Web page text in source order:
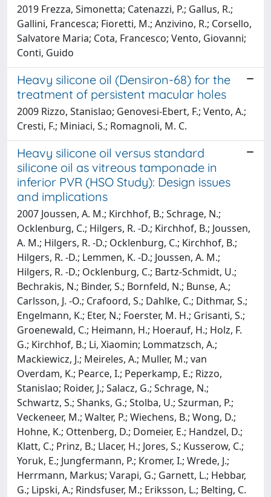
2019 Frezza, Simonetta; Catenazzi, P.; Gallus, R.;
Gallini, Francesca; Fioretti, M.; Anzivino, R.; Corsello,
Salvatore Maria; Cota, Francesco; Vento, Giovanni;
Conti, Guido
Heavy silicone oil (Densiron-68) for the
treatment of persistent macular holes
2009 Rizzo, Stanislao; Genovesi-Ebert, F.; Vento, A.;
Cresti, F.; Miniaci, S.; Romagnoli, M. C.
Heavy silicone oil versus standard
silicone oil as vitreous tamponade in
inferior PVR (HSO Study): Design issues
and implications
2007 Joussen, A. M.; Kirchhof, B.; Schrage, N.;
Ocklenburg, C.; Hilgers, R. -D.; Kirchhof, B.; Joussen,
A. M.; Hilgers, R. -D.; Ocklenburg, C.; Kirchhof, B.;
Hilgers, R. -D.; Lemmen, K. -D.; Joussen, A. M.;
Hilgers, R. -D.; Ocklenburg, C.; Bartz-Schmidt, U.;
Bechrakis, N.; Binder, S.; Bornfeld, N.; Bunse, A.;
Carlsson, J. -O.; Crafoord, S.; Dahlke, C.; Dithmar, S.;
Engelmann, K.; Eter, N.; Foerster, M. H.; Grisanti, S.;
Groenewald, C.; Heimann, H.; Hoerauf, H.; Holz, F.
G.; Kirchhof, B.; Li, Xiaomin; Lommatzsch, A.;
Mackiewicz, J.; Meireles, A.; Muller, M.; van
Overdam, K.; Pearce, I.; Peperkamp, E.; Rizzo,
Stanislao; Roider, J.; Salacz, G.; Schrage, N.;
Schwartz, S.; Shanks, G.; Stolba, U.; Szurman, P.;
Veckeneer, M.; Walter, P.; Wiechens, B.; Wong, D.;
Hohne, K.; Ottenberg, D.; Domeier, E.; Handzel, D.;
Klatt, C.; Prinz, B.; Llacer, H.; Jores, S.; Kusserow, C.;
Yoruk, E.; Jungfermann, P.; Kromer, I.; Wrede, J.;
Herrmann, Markus; Varapi, G.; Garnett, L.; Hebbar,
G.; Lipski, A.; Rindsfuser, M.; Eriksson, L.; Belting, C.